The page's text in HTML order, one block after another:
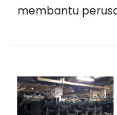
membantu